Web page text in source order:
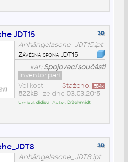
JDT15
Anhängelasche_JDT15.ipt
Závěsná spona JDT15
kat:Spojovací součásti
Inventor part
Staženo: 584x
Velikost
822kB• ze dne 03.03.2015
Umístil:didisu• Autor: D.Schmidt•
Anhängelasche_JDT8.ipt